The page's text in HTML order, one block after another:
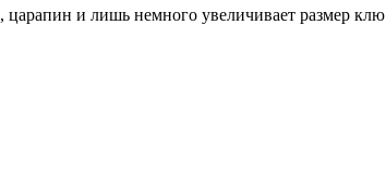
царапин и лишь немного увеличивает размер клю